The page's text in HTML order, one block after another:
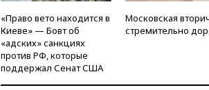
«Право вето находится в
Киеве» — Бовт об
«адских» санкциях
против РФ, которые
поддержал Сенат США
Московская
стремительно